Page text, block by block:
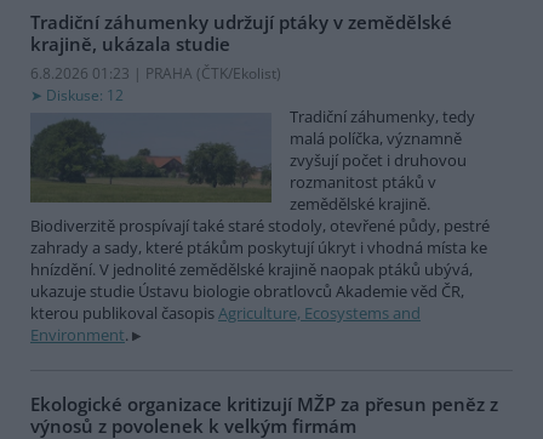
Tradiční záhumenky udržují ptáky v zemědělské
krajině, ukázala studie
6.8.2026 01:23 | PRAHA (ČTK/Ekolist)
Diskuse: 12
Tradiční záhumenky, tedy
malá políčka, významně
zvyšují počet i druhovou
rozmanitost ptáků v
zemědělské krajině.
Biodiverzitě prospívají také staré stodoly, otevřené půdy, pestré
zahrady a sady, které ptákům poskytují úkryt i vhodná místa ke
hnízdění. V jednolité zemědělské krajině naopak ptáků ubývá,
ukazuje studie Ústavu biologie obratlovců Akademie věd ČR,
kterou publikoval časopisAgriculture, Ecosystems and
Environment.
Ekologické organizace kritizují MŽP za přesun peněz z
výnosů z povolenek k velkým firmám